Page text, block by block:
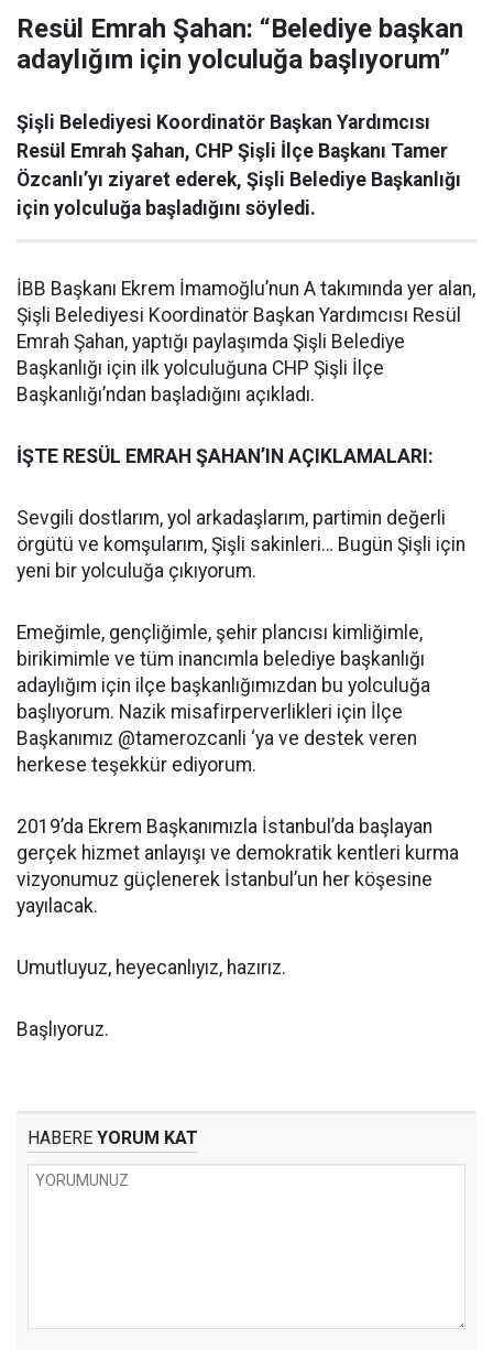
Resül Emrah Şahan: “Belediye başkan
adaylığım için yolculuğa başlıyorum”
Şişli Belediyesi Koordinatör Başkan Yardımcısı
Resül Emrah Şahan, CHP Şişli İlçe Başkanı Tamer
Özcanlı’yı ziyaret ederek, Şişli Belediye Başkanlığı
için yolculuğa başladığını söyledi.
İBB Başkanı Ekrem İmamoğlu’nun A takımında yer alan,
Şişli Belediyesi Koordinatör Başkan Yardımcısı Resül
Emrah Şahan, yaptığı paylaşımda Şişli Belediye
Başkanlığı için ilk yolculuğuna CHP Şişli İlçe
Başkanlığı’ndan başladığını açıkladı.
İŞTE RESÜL EMRAH ŞAHAN’IN AÇIKLAMALARI:
Sevgili dostlarım, yol arkadaşlarım, partimin değerli
örgütü ve komşularım, Şişli sakinleri… Bugün Şişli için
yeni bir yolculuğa çıkıyorum.
Emeğimle, gençliğimle, şehir plancısı kimliğimle,
birikimimle ve tüm inancımla belediye başkanlığı
adaylığım için ilçe başkanlığımızdan bu yolculuğa
başlıyorum. Nazik misafirperverlikleri için İlçe
Başkanımız @tamerozcanli ‘ya ve destek veren
herkese teşekkür ediyorum.
2019’da Ekrem Başkanımızla İstanbul’da başlayan
gerçek hizmet anlayışı ve demokratik kentleri kurma
vizyonumuz güçlenerek İstanbul’un her köşesine
yayılacak.
Umutluyuz, heyecanlıyız, hazırız.
Başlıyoruz.
HABERE YORUM KAT